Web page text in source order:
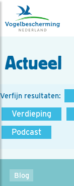
Actueel
Verfijn resultaten:
Verdieping
Podcast
Blog